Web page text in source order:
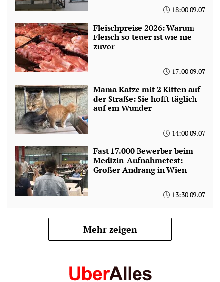
18:00 09.07
Fleischpreise 2026: Warum
Fleisch so teuer ist wie nie
zuvor
17:00 09.07
Mama Katze mit 2 Kitten auf
der Straße: Sie hofft täglich
auf ein Wunder
14:00 09.07
Fast 17.000 Bewerber beim
Medizin-Aufnahmetest:
Großer Andrang in Wien
13:30 09.07
Mehr zeigen